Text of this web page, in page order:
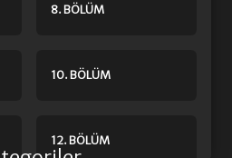
8. BÖLÜM
10. BÖLÜM
12. BÖLÜM